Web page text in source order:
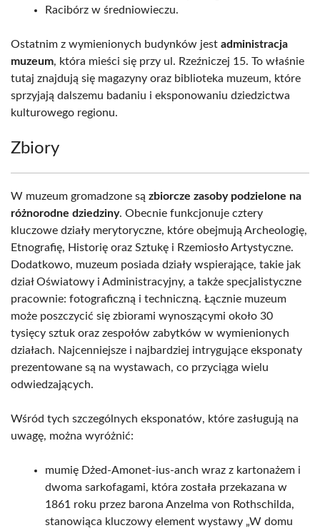
Racibórz w średniowieczu.
Ostatnim z wymienionych budynków jest administracja
muzeum, która mieści się przy ul. Rzeźniczej 15. To właśnie
tutaj znajdują się magazyny oraz biblioteka muzeum, które
sprzyjają dalszemu badaniu i eksponowaniu dziedzictwa
kulturowego regionu.
Zbiory
W muzeum gromadzone są zbiorcze zasoby podzielone na
różnorodne dziedziny. Obecnie funkcjonuje cztery
kluczowe działy merytoryczne, które obejmują Archeologię,
Etnografię, Historię oraz Sztukę i Rzemiosło Artystyczne.
Dodatkowo, muzeum posiada działy wspierające, takie jak
dział Oświatowy i Administracyjny, a także specjalistyczne
pracownie: fotograficzną i techniczną. Łącznie muzeum
może poszczycić się zbiorami wynoszącymi około 30
tysięcy sztuk oraz zespołów zabytków w wymienionych
działach. Najcenniejsze i najbardziej intrygujące eksponaty
prezentowane są na wystawach, co przyciąga wielu
odwiedzających.
Wśród tych szczególnych eksponatów, które zasługują na
uwagę, można wyróżnić:
mumię Dżed-Amonet-ius-anch wraz z kartonażem i
dwoma sarkofagami, która została przekazana w
1861 roku przez barona Anzelma von Rothschilda,
stanowiąca kluczowy element wystawy „W domu